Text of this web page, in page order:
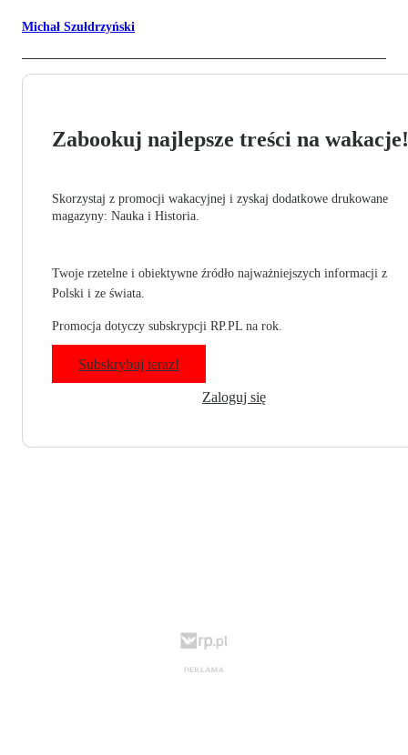
Michał Szułdrzyński
Zabookuj najlepsze treści na wakacje!
Skorzystaj z promocji wakacyjnej i zyskaj dodatkowe drukowane
magazyny: Nauka i Historia.
Twoje rzetelne i obiektywne źródło najważniejszych informacji z
Polski i ze świata.
Promocja dotyczy subskrypcji RP.PL na rok.
Subskrybuj teraz!
Zaloguj się